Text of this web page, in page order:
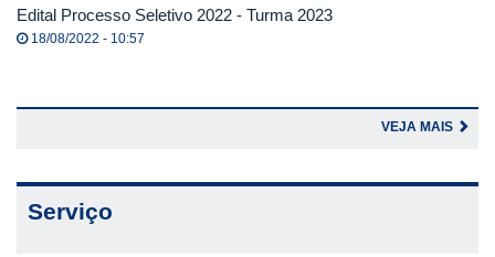
Edital Processo Seletivo 2022 - Turma 2023
18/08/2022 - 10:57
VEJA MAIS
Serviço